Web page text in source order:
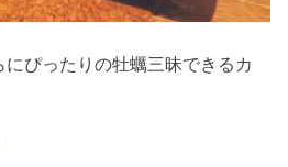
ぴったりの牡蠣三昧できるカ